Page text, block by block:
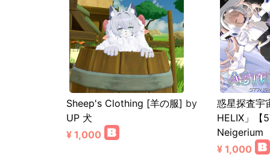
Sheep's Clothing [羊の服] by
UP 犬
¥ 1,000
惑星探査宇
HELIX」【
Neigerium
¥ 1,000